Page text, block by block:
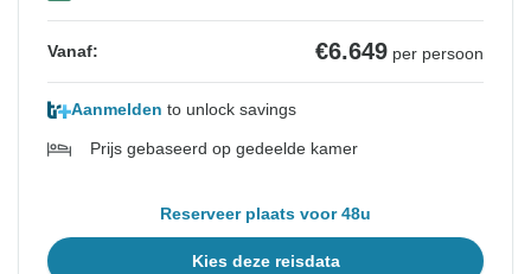
Vanaf: €6.649 per persoon
Aanmelden to unlock savings
Prijs gebaseerd op gedeelde kamer
Reserveer plaats voor 48u
Kies deze reisdata